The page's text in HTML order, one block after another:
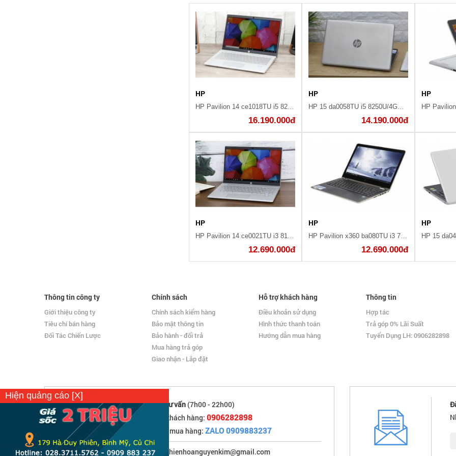
HP
HP Pavilion 14 ce1018TU i5 8265U/16GB/1TB/Win10/(5RL41PA)
16.190.000đ
HP
HP 15 da0058TU i5 8250U/4GB/1TB/Win10/(4NA92PA)
14.190.000đ
HP
HP
HP Pavilion 14 ce0021TU i3 8130U/4GB/1TB/Win10/(4MF00PA)
12.690.000đ
HP
HP Pavilion x360 ba080TU i3 7100U/4GB/1TB/Win10/(3MR79PA)
12.690.000đ
HP
Thông tin công ty
Giới thiệu công ty
Tiêu chí bán hàng
Đối Tác Chiến Lược
Chính sách
Chính sách kiểm hàng
Bảo mật thông tin
Bảo hành - đổi trả
Mua hàng trả góp
Giao nhận - Lắp đặt
Hỗ trợ khách hàng
Điều khoản sử dụng
Hình thức thanh toán
Hướng dẫn mua hàng
Thông tin
Hợp tác
Trả góp 0% Lãi Suất
Tuyển Dụng LH: 0906282898
Hỗ trợ tư vấn (7h00 - 22h00)
Hỗ trợ khách hàng: 0906282898
Hotline mua hàng: ZALO 0909883237
Email: thienhoanguyenkim@gmail.com
Hiện quảng cáo [X]